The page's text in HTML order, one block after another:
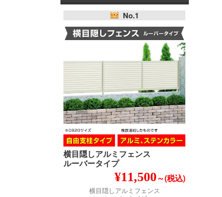
No.1
横目隠しアルミフェンス
ルーバータイプ
¥11,500～(税込)
横目隠しアルミフェンス